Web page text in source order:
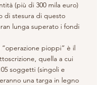
(più di 300 mila euro)
di stesura di questo
lunga superato i fondi
“operazione pioppi” è il
quella a cui
soggetti (singoli e
una targa in legno